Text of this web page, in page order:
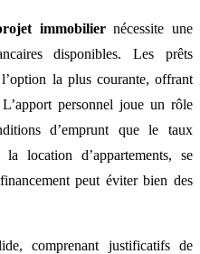
immobiliernécessite une
disponibles. Les prêts
la plus courante, offrant
personnel joue un rôle
d’emprunt que le taux
location d’appartements, se
peut éviter bien des
comprenant justificatifs de